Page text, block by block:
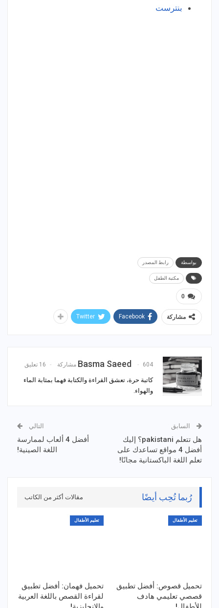
بنترست
بواسطة رابط المصدر
مكتبة الطفل
0
مشاركة Facebook
Twitter
Basma Saeed 604 مشاركة 16 تعليق
كاتبة حرة، تعشق القراءة والكتابة فهما بمثابة الماء
والهواء.
السابق
هل تتعلم pakistani؟ إليك
أفضل 4 مواقع تساعدك على
تعلم اللغة الباكستانية مجانًا!
التالي
أفضل 4 ألعاب لممارسة
اللغة الصينية!
رُبما تُحِب أيضًا مقالات أكثر من الكاتب
تعليم الأطفال
تحميل قصوص: أفضل تطبيق
قصصي تعليمي هادف
تعليم الأطفال
تحميل فهمان: أفضل تطبيق
لقراءة القصص باللغة العربية